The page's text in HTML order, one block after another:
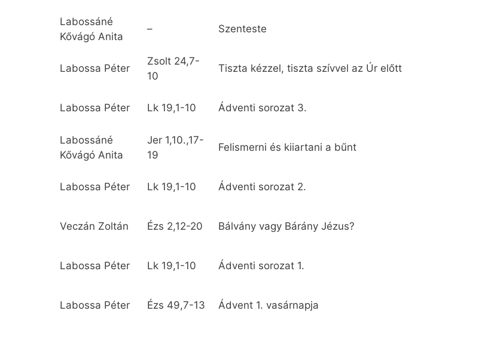
Labossáné
Kővágó Anita
– Szenteste
Labossa Péter
Zsolt 24,7-
10
Tiszta kézzel, tiszta szívvel az Úr előtt
Labossa Péter Lk 19,1-10 Ádventi sorozat 3.
Labossáné
Kővágó Anita
Jer 1,10.,17-
19
Felismerni és kiiartani a bűnt
Labossa Péter Lk 19,1-10 Ádventi sorozat 2.
Veczán Zoltán Ézs 2,12-20 Bálvány vagy Bárány Jézus?
Labossa Péter Lk 19,1-10 Ádventi sorozat 1.
Labossa Péter Ézs 49,7-13 Ádvent 1. vasárnapja